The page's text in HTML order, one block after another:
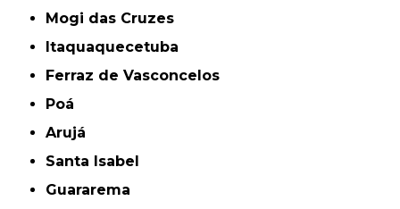
Mogi das Cruzes
Itaquaquecetuba
Ferraz de Vasconcelos
Poá
Arujá
Santa Isabel
Guararema